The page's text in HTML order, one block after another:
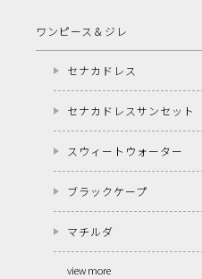
ワンピース＆ジレ
セナカドレス
セナカドレスサンセット
スウィートウォーター
ブラックケープ
マチルダ
view more